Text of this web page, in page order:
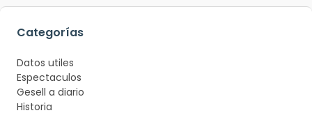
Categorías
Datos utiles
Espectaculos
Gesell a diario
Historia